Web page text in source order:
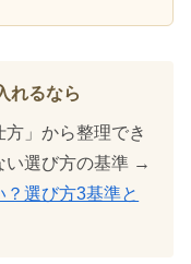
れるなら
」から整理でき
い選び方の基準 →
選び方3基準と